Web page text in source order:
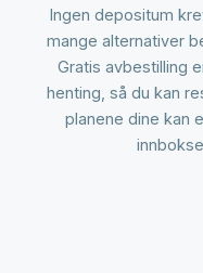
Ingen depositum
mange alternativer
Gratis avbestilling
henting, så du kan
planene dine kan